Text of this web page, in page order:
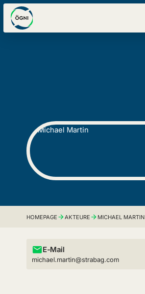
HOMEPAGE AKTEURE MICHAEL MARTIN
E-Mail
michael.martin@strabag.com